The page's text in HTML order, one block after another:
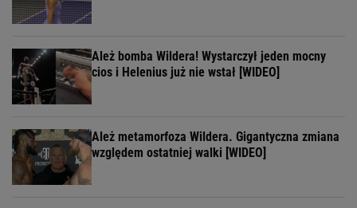
Ależ bomba Wildera! Wystarczył jeden mocny
cios i Helenius już nie wstał [WIDEO]
Ależ metamorfoza Wildera. Gigantyczna zmiana
względem ostatniej walki [WIDEO]